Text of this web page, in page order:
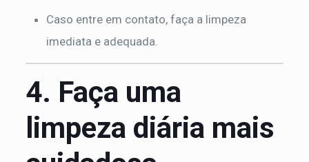
Caso entre em contato, faça a limpeza
imediata e adequada.
4. Faça uma
limpeza diária mais